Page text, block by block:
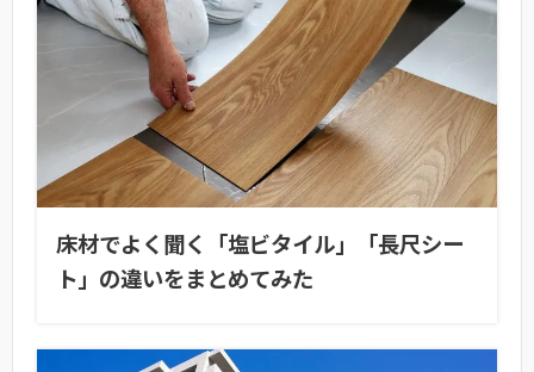
床材でよく聞く「塩ビタイル」「長尺シー
ト」の違いをまとめてみた